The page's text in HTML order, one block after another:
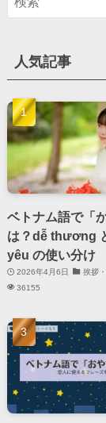
人気記事
ベトナム語で「
は？dễ thương
yêu の使い分け
2026年4月6日
挨拶
36155